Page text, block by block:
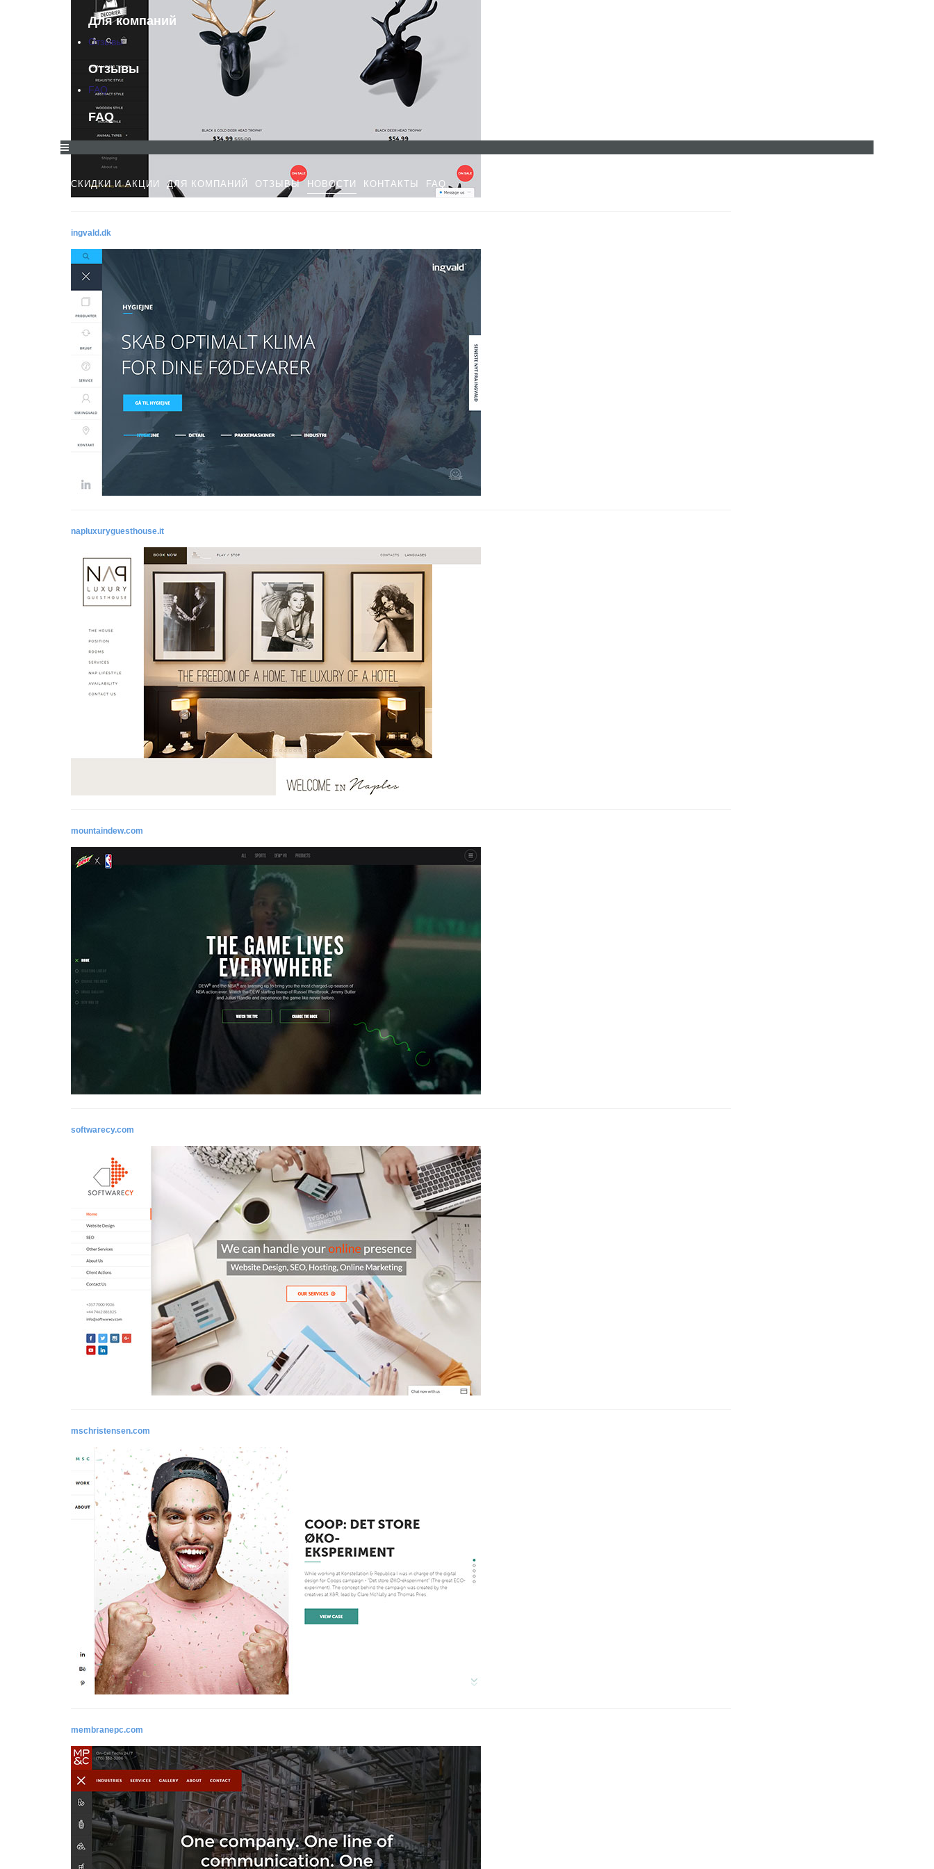
Для компаний
Отзывы
Отзывы
FAQ
FAQ
СКИДКИ И АКЦИИ ДЛЯ КОМПАНИЙ ОТЗЫВЫ НОВОСТИ КОНТАКТЫ FAQ
ingvald.dk
napluxuryguesthouse.it
mountaindew.com
softwarecy.com
mschristensen.com
membranepc.com